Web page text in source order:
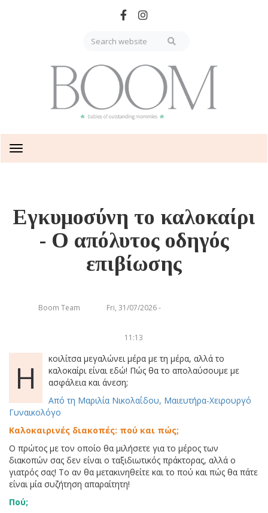
Toggle
navigation
Εγκυμοσύνη το καλοκαίρι
- Ο απόλυτος οδηγός
επιβίωσης
Boom Team Fri, 31/07/2026 -
11:13
Η
κοιλίτσα μεγαλώνει μέρα με τη μέρα, αλλά το
καλοκαίρι είναι εδώ! Πώς θα το απολαύσουμε με
ασφάλεια και άνεση;
Από τη Μαριλία Νικολαΐδου, Μαιευτήρα-Χειρουργό
Γυναικολόγο
Καλοκαιρινές διακοπές: πού και πώς;
Ο πρώτος με τον οποίο θα μιλήσετε για το μέρος των
διακοπών σας δεν είναι ο ταξιδιωτικός πράκτορας, αλλά ο
γιατρός σας! Το αν θα μετακινηθείτε και το πού και πώς θα πάτε
είναι μία συζήτηση απαραίτητη!
Πού;